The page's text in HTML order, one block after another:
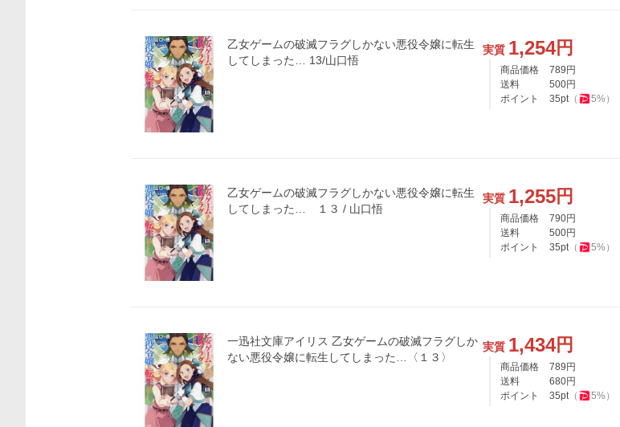
乙女ゲームの破滅フラグしかない悪役令嬢に転生
してしまった… 13/山口悟
実質 1,254円
商品価格 789 円
送料
500円
ポイント
35pt（ 5%）
乙女ゲームの破滅フラグしかない悪役令嬢に転生
してしまった… １３ / 山口悟
実質 1,255円
商品価格 790円
送料
500円
ポイント
35pt（ 5%）
一迅社文庫アイリス 乙女ゲームの破滅フラグしか
ない悪役令嬢に転生してしまった…〈１３〉
実質 1,434円
商品価格 789 円
送料
680円
ポイント
35pt（ 5%）